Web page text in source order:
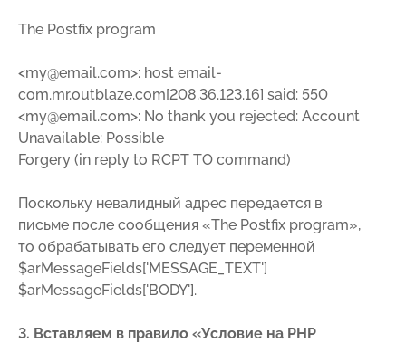
The Postfix program
<my@email.com>: host email-
com.mr.outblaze.com[208.36.123.16] said: 550
<my@email.com>: No thank you rejected: Account
Unavailable: Possible
Forgery (in reply to RCPT TO command)
Поскольку невалидный адрес передается в
письме после сообщения «The Postfix program»,
то обрабатывать его следует переменной
$arMessageFields['MESSAGE_TEXT']
$arMessageFields['BODY'].
3. Вставляем в правило «Условие на PHP